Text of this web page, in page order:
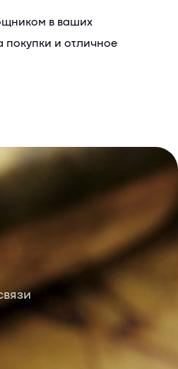
в ваших
покупки и отличное